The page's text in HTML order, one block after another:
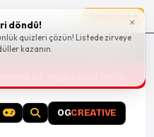
×
döndü!
quizleri çözün! Listede zirveye
kazanın.
oyunları (PC ve konsollar) -
OGCREATIVE